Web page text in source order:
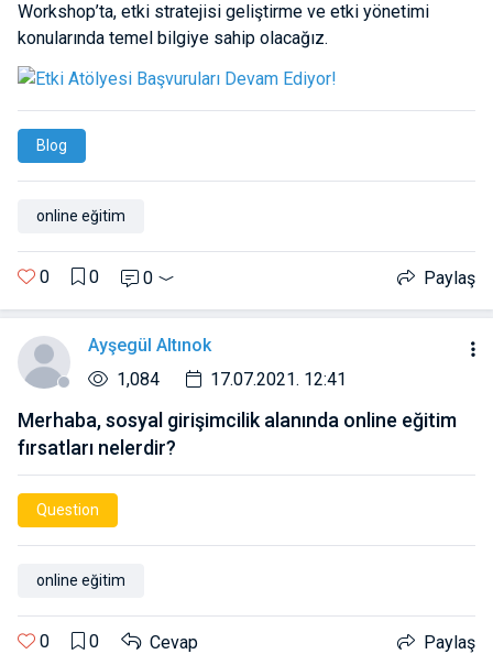
Workshop’ta, etki stratejisi geliştirme ve etki yönetimi
konularında temel bilgiye sahip olacağız.
Blog
online eğitim
0 0 0 Paylaş
Ayşegül Altınok
1,084
17.07.2021. 12:41
Merhaba, sosyal girişimcilik alanında online eğitim
fırsatları nelerdir?
Question
online eğitim
0 0 Cevap Paylaş